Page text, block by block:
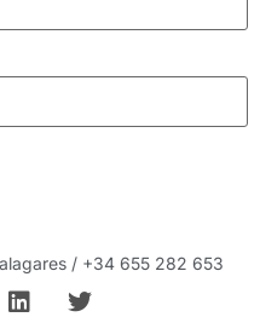
/ +34 655 282 653